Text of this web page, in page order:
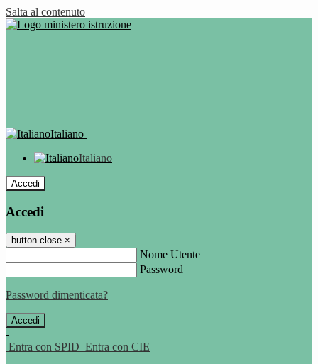
Salta al contenuto
Italiano
Italiano
Accedi
Accedi
button close ×
Nome Utente
Password
Password dimenticata?
-
Entra con SPID Entra con CIE